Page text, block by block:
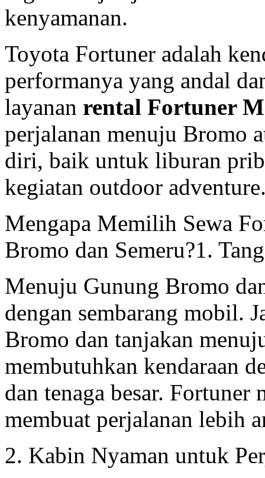
kenyamanan.
Toyota Fortuner adalah
performanya yang andal
layanan rental Fortuner
perjalanan menuju Bromo
diri, baik untuk liburan
kegiatan outdoor
Mengapa Memilih Sewa
Bromo dan Semeru?1.
Menuju Gunung Bromo
dengan sembarang mobil.
Bromo dan tanjakan
membutuhkan kendaraan
dan tenaga besar.
membuat perjalanan lebih
2. Kabin Nyaman untuk